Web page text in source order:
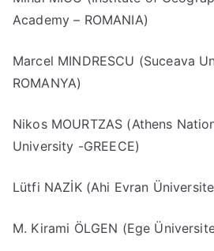
Academy – ROMANIA)
Marcel MINDRESCU (Suceava
ROMANYA)
Nikos MOURTZAS (Athens
University -GREECE)
Lütfi NAZİK (Ahi Evran
M. Kirami ÖLGEN (Ege